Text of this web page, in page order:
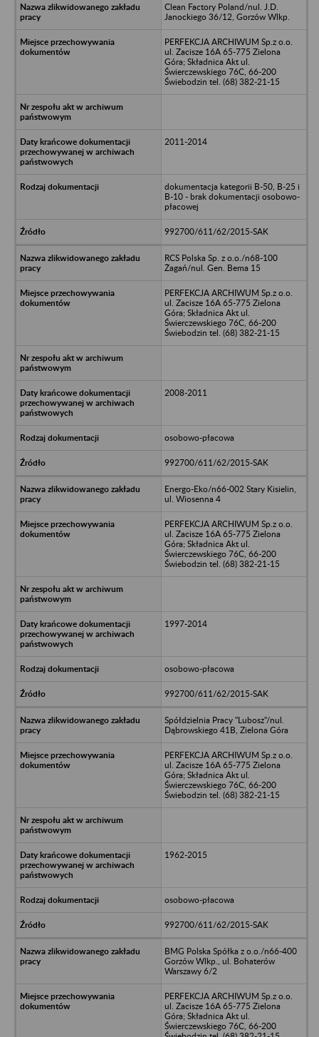
Clean Factory Poland/nul. J.D.
Janockiego 36/12, Gorzów Wlkp.
PERFEKCJA ARCHIWUM Sp.z o.o.
ul. Zacisze 16A 65-775 Zielona
Góra; Składnica Akt ul.
Świerczewskiego 76C, 66-200
Świebodzin tel. (68) 382-21-15
2011-2014
dokumentacja kategorii B-50, B-25 i
B-10 - brak dokumentacji osobowo-
płacowej
992700/611/62/2015-SAK
RCS Polska Sp. z o.o./n68-100
Żagań/nul. Gen. Bema 15
PERFEKCJA ARCHIWUM Sp.z o.o.
ul. Zacisze 16A 65-775 Zielona
Góra; Składnica Akt ul.
Świerczewskiego 76C, 66-200
Świebodzin tel. (68) 382-21-15
2008-2011
osobowo-płacowa
992700/611/62/2015-SAK
Energo-Eko/n66-002 Stary Kisielin,
ul. Wiosenna 4
PERFEKCJA ARCHIWUM Sp.z o.o.
ul. Zacisze 16A 65-775 Zielona
Góra; Składnica Akt ul.
Świerczewskiego 76C, 66-200
Świebodzin tel. (68) 382-21-15
1997-2014
osobowo-płacowa
992700/611/62/2015-SAK
Spółdzielnia Pracy "Lubosz"/nul.
Dąbrowskiego 41B, Zielona Góra
PERFEKCJA ARCHIWUM Sp.z o.o.
ul. Zacisze 16A 65-775 Zielona
Góra; Składnica Akt ul.
Świerczewskiego 76C, 66-200
Świebodzin tel. (68) 382-21-15
1962-2015
osobowo-płacowa
992700/611/62/2015-SAK
BMG Polska Spółka z o.o./n66-400
Gorzów Wlkp., ul. Bohaterów
Warszawy 6/2
PERFEKCJA ARCHIWUM Sp.z o.o.
ul. Zacisze 16A 65-775 Zielona
Góra; Składnica Akt ul.
Świerczewskiego 76C, 66-200